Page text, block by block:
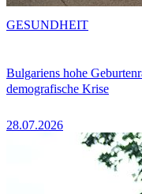
Bulgariens hohe
demografische Krise
28.07.2026
GESUNDHEIT